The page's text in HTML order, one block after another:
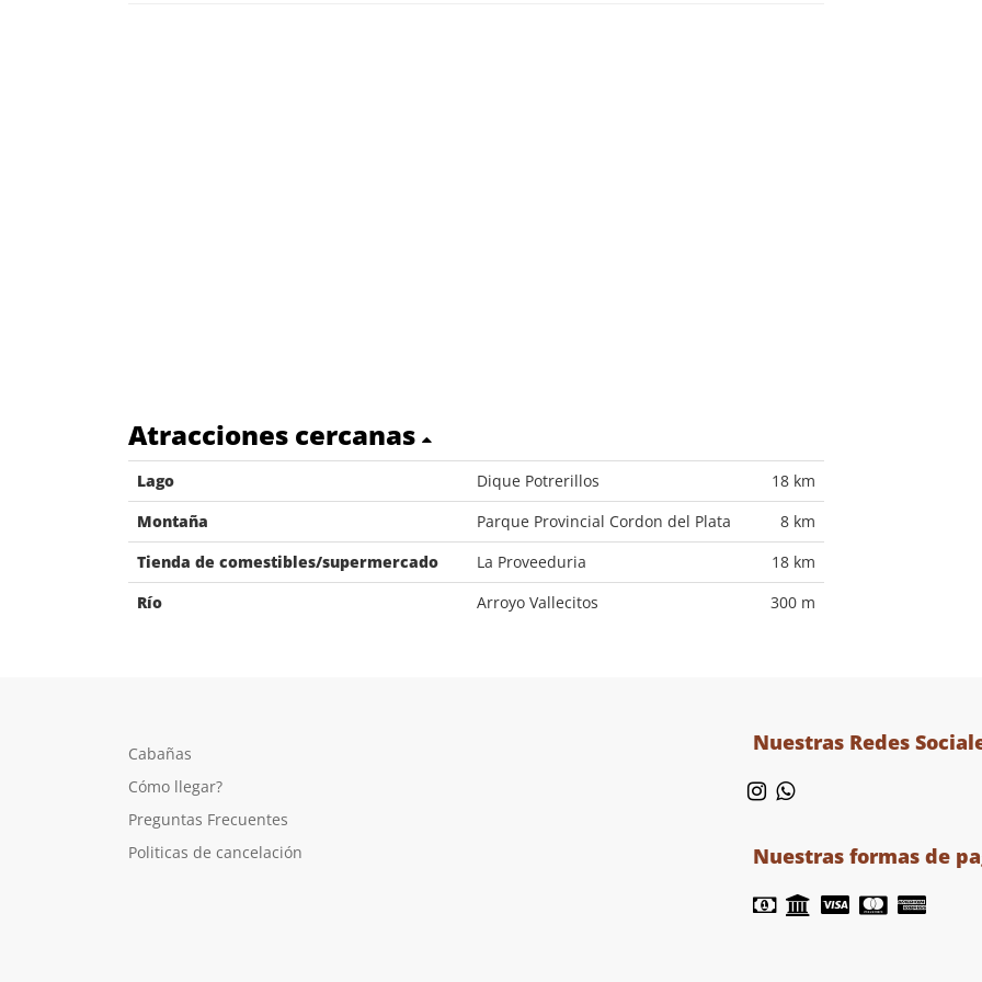
Atracciones cercanas
Lago Dique Potrerillos
18 km
Montaña
Parque Provincial Cordon del Plata
8 km
Tienda de comestibles/supermercado
La Proveeduria
18 km
Río
Arroyo Vallecitos 300 m
Cabañas
Cómo llegar?
Preguntas Frecuentes
Politicas de cancelación
Nuestras Redes
Nuestras formas de